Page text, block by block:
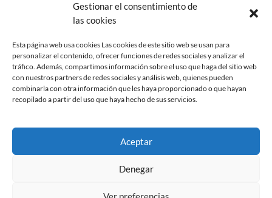
Gestionar el consentimiento de
las cookies
Esta página web usa cookies Las cookies de este sitio web se usan para
personalizar el contenido, ofrecer funciones de redes sociales y analizar el
tráfico. Además, compartimos información sobre el uso que haga del sitio web
con nuestros partners de redes sociales y análisis web, quienes pueden
combinarla con otra información que les haya proporcionado o que hayan
recopilado a partir del uso que haya hecho de sus servicios.
Aceptar
Denegar